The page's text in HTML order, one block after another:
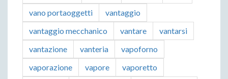
vano portaoggetti
vantaggio
vantaggio mecchanico
vantare
vantarsi
vantazione
vanteria
vapoforno
vaporazione
vapore
vaporetto